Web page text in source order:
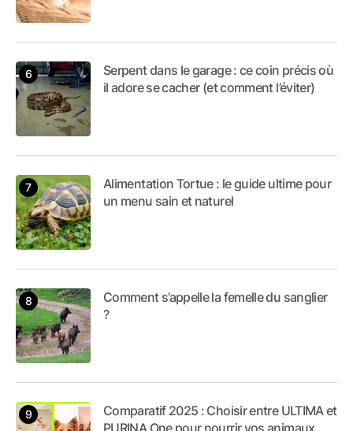
Serpent dans le garage : ce coin précis où
il adore se cacher (et comment l’éviter)
Alimentation Tortue : le guide ultime pour
un menu sain et naturel
Comment s’appelle la femelle du sanglier
?
Comparatif 2025 : Choisir entre ULTIMA et
PURINA One pour nourrir vos animaux